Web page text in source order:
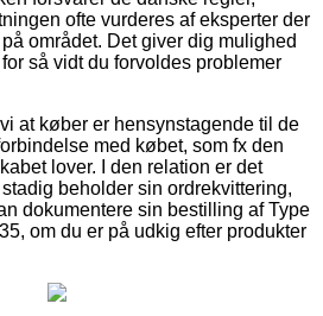
ofte vurderes af eksperter der
området. Det giver dig mulighed
så vidt du forvoldes problemer
at køber er hensynstagende til de
med købet, som fx den
lover. I den relation er det
beholder sin ordrekvittering,
dokumentere sin bestilling af Type
om du er på udkig efter produkter